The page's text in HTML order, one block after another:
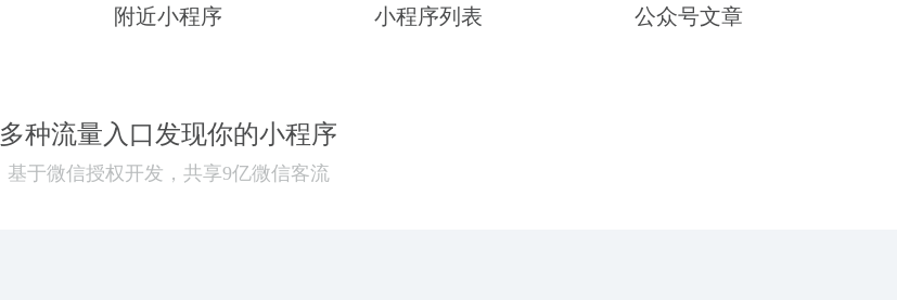
附近小程序 小程序列表 公众号文章
多种流量入口发现你的小程序
基于微信授权开发，共享9亿微信客流